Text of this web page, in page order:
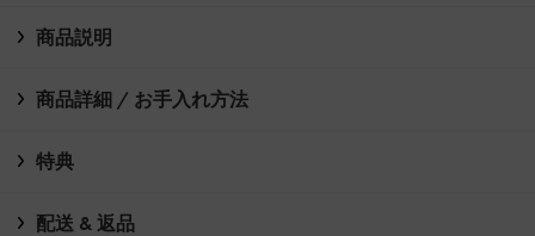
商品説明
商品詳細 / お手入れ方法
特典
配送 & 返品